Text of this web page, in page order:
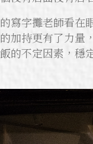
寫字攤老師看在
加持更有了力量
的不定因素，穩